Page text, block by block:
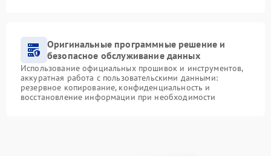
Оригинальные программные решение и
безопасное обслуживание данных
Использование официальных прошивок и инструментов,
аккуратная работа с пользовательскими данными:
резервное копирование, конфиденциальность и
восстановление информации при необходимости